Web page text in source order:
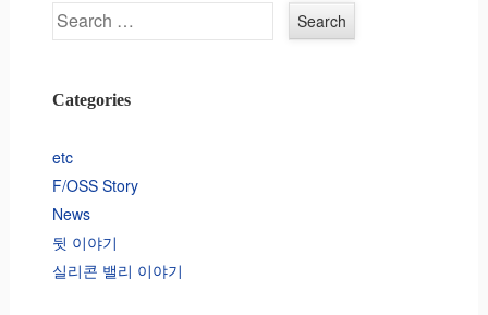
Search
Categories
etc
F/OSS Story
News
뒷 이야기
실리콘 밸리 이야기